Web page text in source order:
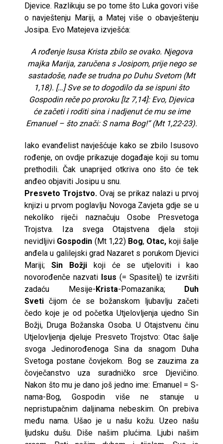
Djevice. Razlikuju se po tome što Luka govori više
o navještenju Mariji, a Matej više o obavještenju
Josipa. Evo Matejeva izvješća:
A rođenje Isusa Krista zbilo se ovako. Njegova
majka Marija, zaručena s Josipom, prije nego se
sastadoše, nađe se trudna po Duhu Svetom (Mt
1,18). […] Sve se to dogodilo da se ispuni što
Gospodin reče po proroku [Iz 7,14]: Evo, Djevica
će začeti i roditi sina i nadjenut će mu se ime
Emanuel – što znači: S nama Bog!“(Mt 1,22-23).
Iako evanđelist navješćuje kako se zbilo Isusovo
rođenje, on ovdje prikazuje događaje koji su tomu
prethodili. Čak unaprijed otkriva ono što će tek
anđeo objaviti Josipu u snu.
Presveto Trojstvo. Ovaj se prikaz nalazi u prvoj
knjizi u prvom poglavlju Novoga Zavjeta gdje se u
nekoliko riječi naznačuju Osobe Presvetoga
Trojstva. Iza svega Otajstvena djela stoji
nevidljivi Gospodin (Mt 1,22) Bog, Otac, koji šalje
anđela u galilejski grad Nazaret s porukom Djevici
Mariji; Sin Božjikoji će se utjeloviti i kao
novorođenče nazvati Isus (= Spasitelj) te izvršiti
zadaću Mesije-Krista-Pomazanika; Duh
Sveti čijom će se božanskom ljubavlju začeti
čedo koje je od početka Utjelovljenja ujedno Sin
Božji, Druga Božanska Osoba. U Otajstvenu činu
Utjelovljenja djeluje Presveto Trojstvo: Otac šalje
svoga Jedinorođenoga Sina da snagom Duha
Svetoga postane čovjekom. Bog se zauzima za
čovječanstvo uza suradničko srce Djevičino.
Nakon što mu je dano još jedno ime: Emanuel = S-
nama-Bog, Gospodin više ne stanuje u
nepristupačnim daljinama nebeskim. On prebiva
među nama. Ušao je u našu kožu. Uzeo našu
ljudsku dušu. Diše našim plućima. Ljubi našim